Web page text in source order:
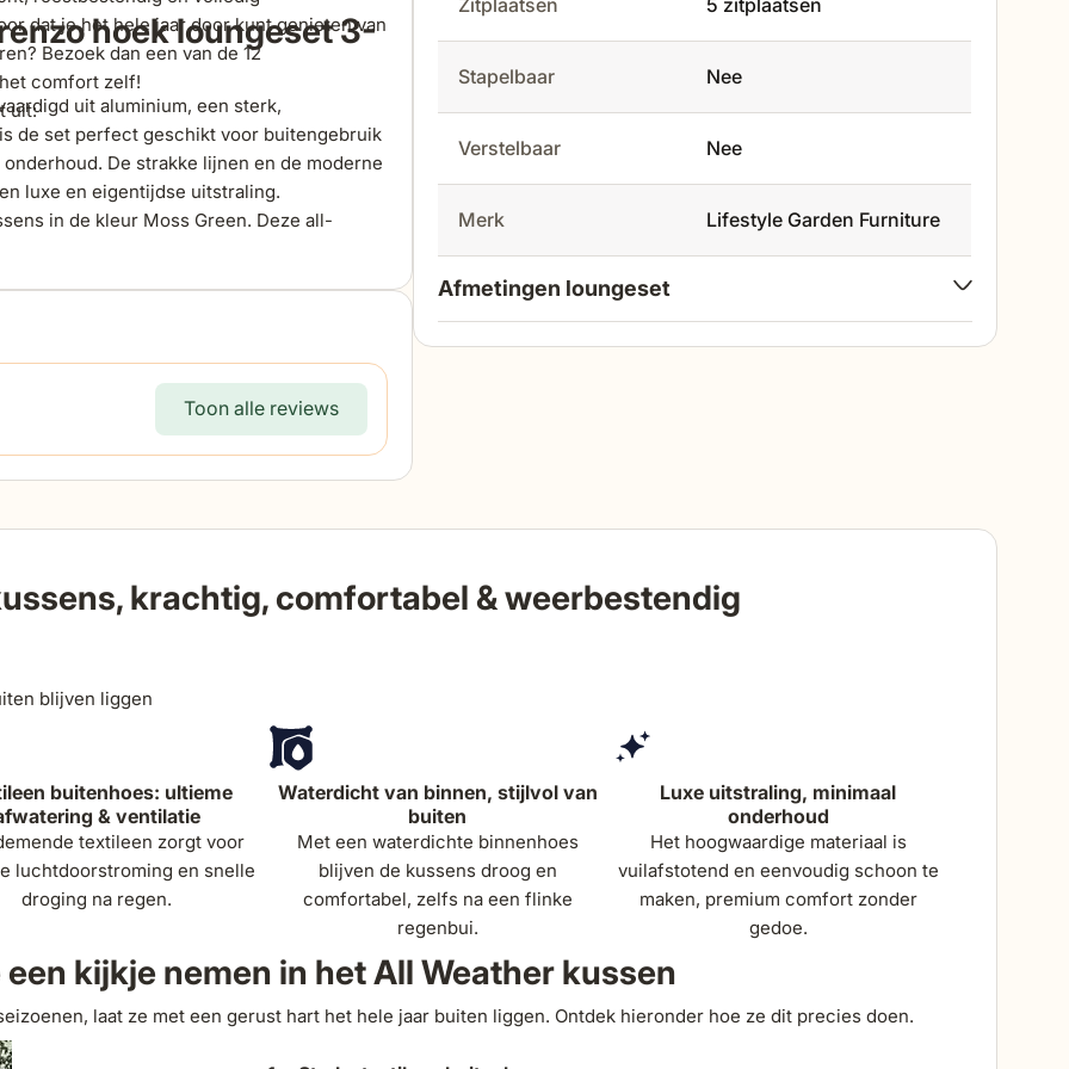
dat je het hele jaar door kunt genieten van
Bezoek dan een van de 12
comfort zelf!
uit:
hoek loungeset 3-
uit aluminium, een sterk,
de set perfect geschikt voor buitengebruik
De strakke lijnen en de moderne
luxe en eigentijdse uitstraling.
in de kleur Moss Green. Deze all-
en kunnen het hele jaar door buiten
vormgeving zorgen voor optimale
Lorenzo hoek loungeset met een
Bezoek een van onze 12
door onze specialisten!
Toon alle reviews
Stapelbaar Nee
Verstelbaar Nee
Merk Lifestyle Garden Furniture
Afmetingen loungeset
totale hoogte (incl
kussen)
87 cm
dikte zitkussens 15 cm
krachtig, comfortabel & weerbestendig
blijven liggen
buitenhoes: ultieme
& ventilatie
textileen zorgt voor
luchtdoorstroming en snelle
droging na regen.
Waterdicht van binnen, stijlvol van
buiten
Met een waterdichte binnenhoes
blijven de kussens droog en
comfortabel, zelfs na een flinke
regenbui.
Luxe uitstraling, minimaal
onderhoud
Het hoogwaardige materiaal is
vuilafstotend en eenvoudig schoon te
maken, premium comfort zonder
gedoe.
kijkje nemen in het All Weather kussen
laat ze met een gerust hart het hele jaar buiten liggen. Ontdek hieronder hoe ze dit precies doen.